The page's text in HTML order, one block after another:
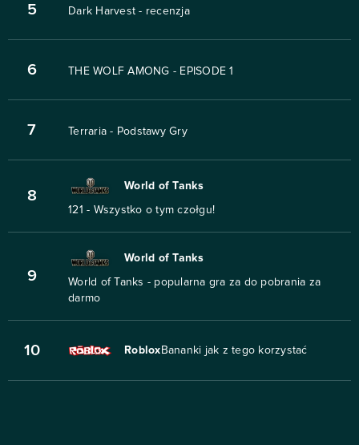
5 Dark Harvest - recenzja
6 THE WOLF AMONG - EPISODE 1
7 Terraria - Podstawy Gry
8
World of Tanks
121 - Wszystko o tym czołgu!
9
World of Tanks
World of Tanks - popularna gra za do pobrania za
darmo
10 Roblox Bananki jak z tego korzystać